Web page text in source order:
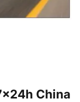
China